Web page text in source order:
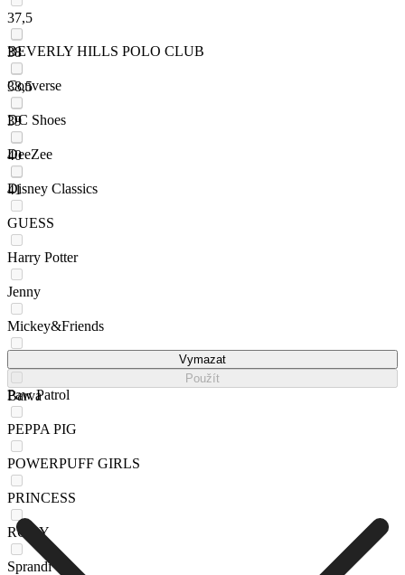
37,5
38
38,5
39
40
41
BEVERLY HILLS POLO CLUB
Converse
DC Shoes
DeeZee
Disney Classics
GUESS
Harry Potter
Jenny
Mickey&Friends
Paw Patrol
PEPPA PIG
POWERPUFF GIRLS
PRINCESS
ROXY
Sprandi
Vymazat
Použít
Barva